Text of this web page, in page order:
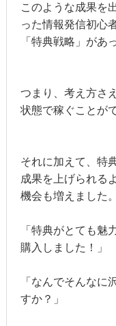
このような成果を
った情報発信初心
「特典戦略」があ
つまり、考え方さ
状態で稼ぐことが
それに加えて、特
成果を上げられる
機会も増えました。
「特典がとても魅
購入しました！」
「なんでそんなに
すか？」